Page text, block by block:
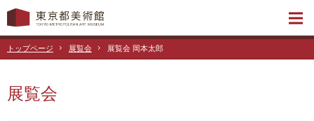
トップページ 展覧会 展覧会 岡本太郎
展覧会